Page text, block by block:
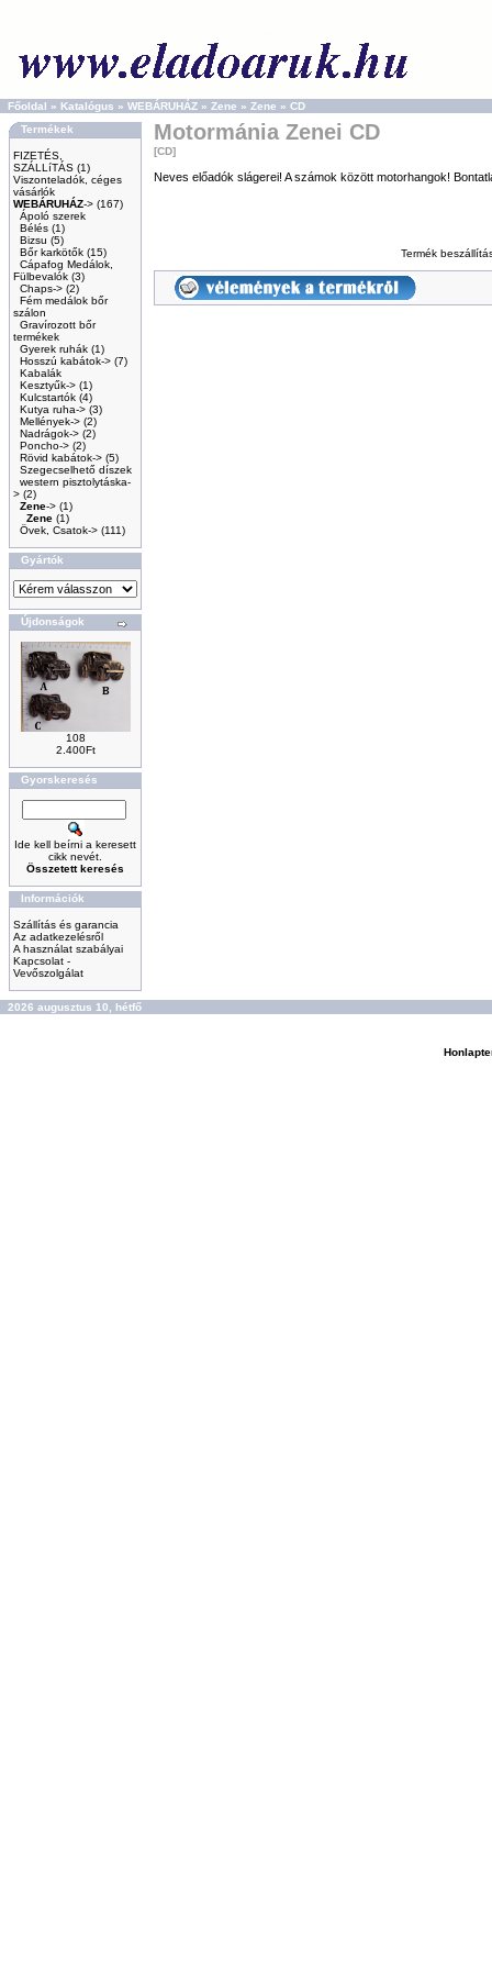
Főoldal » Katalógus » WEBÁRUHÁZ » Zene » Zene » CD
Termékek
FIZETÉS,
SZÁLLíTÁS (1)
Viszonteladók, céges
vásárlók
WEBÁRUHÁZ-> (167)
Ápoló szerek
Bélés (1)
Bizsu (5)
Bőr karkötők (15)
Cápafog Medálok,
Fülbevalók (3)
Chaps-> (2)
Fém medálok bőr
szálon
Gravírozott bőr
termékek
Gyerek ruhák (1)
Hosszú kabátok-> (7)
Kabalák
Kesztyűk-> (1)
Kulcstartók (4)
Kutya ruha-> (3)
Mellények-> (2)
Nadrágok-> (2)
Poncho-> (2)
Rövid kabátok-> (5)
Szegecselhető díszek
western pisztolytáska-
> (2)
Zene-> (1)
Zene (1)
Övek, Csatok-> (111)
Gyártók
Újdonságok
108
2.400Ft
Gyorskeresés
Ide kell beírni a keresett
cikk nevét.
Összetett keresés
Információk
Szállítás és garancia
Az adatkezelésről
A használat szabályai
Kapcsolat -
Vevőszolgálat
Motormánia Zenei CD
[CD]
Neves előadók slágerei! A számok között motorhangok!
Termék
2026 augusztus 10, hétfő